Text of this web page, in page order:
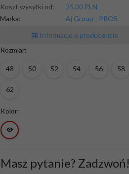
Koszt wysyłki od:
25.00 PLN
Marka:
Aj Group - PROS
Informacje o producencie
Rozmiar:
48 50 52 54 56 58
62
Kolor:
Masz pytanie? Zadzwoń!